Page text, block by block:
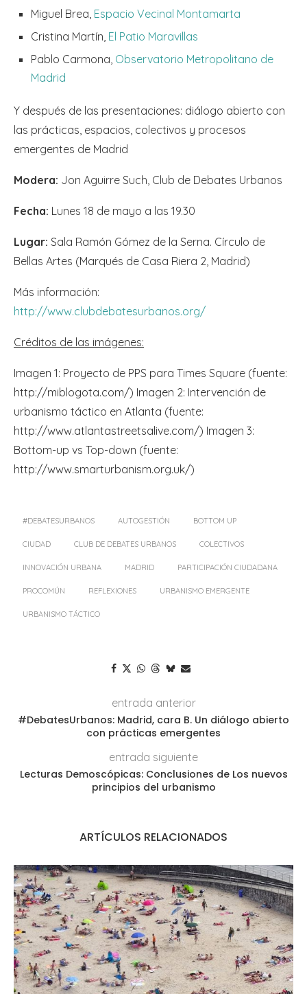
Miguel Brea, Espacio Vecinal Montamarta
Cristina Martín, El Patio Maravillas
Pablo Carmona, Observatorio Metropolitano de
Madrid
Y después de las presentaciones: diálogo abierto con
las prácticas, espacios, colectivos y procesos
emergentes de Madrid
Modera: Jon Aguirre Such, Club de Debates Urbanos
Fecha: Lunes 18 de mayo a las 19.30
Lugar: Sala Ramón Gómez de la Serna. Círculo de
Bellas Artes (Marqués de Casa Riera 2, Madrid)
Más información:
http://www.clubdebatesurbanos.org/
Créditos de las imágenes:
Imagen 1: Proyecto de PPS para Times Square (fuente:
http://miblogota.com/) Imagen 2: Intervención de
urbanismo táctico en Atlanta (fuente:
http://www.atlantastreetsalive.com/) Imagen 3:
Bottom-up vs Top-down (fuente:
http://www.smarturbanism.org.uk/)
#DEBATESURBANOS AUTOGESTIÓN BOTTOM UP
CIUDAD CLUB DE DEBATES URBANOS COLECTIVOS
INNOVACIÓN URBANA MADRID PARTICIPACIÓN CIUDADANA
PROCOMÚN REFLEXIONES URBANISMO EMERGENTE
URBANISMO TÁCTICO
entrada anterior
#DebatesUrbanos: Madrid, cara B. Un diálogo abierto
con prácticas emergentes
entrada siguiente
Lecturas Demoscópicas: Conclusiones de Los nuevos
principios del urbanismo
ARTÍCULOS RELACIONADOS